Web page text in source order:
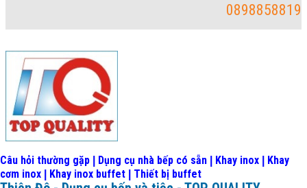
0898858819
Câu hỏi thường gặp Dụng cụ nhà bếp có sẵn Khay inox
Khay
cơm inox
Khay inox buffet Thiết bị buffet